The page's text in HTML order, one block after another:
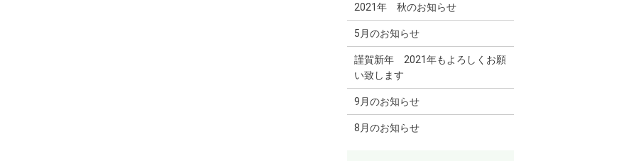
2021年 秋のお知らせ
5月のお知らせ
謹賀新年 2021年もよろしくお願
い致します
9月のお知らせ
8月のお知らせ